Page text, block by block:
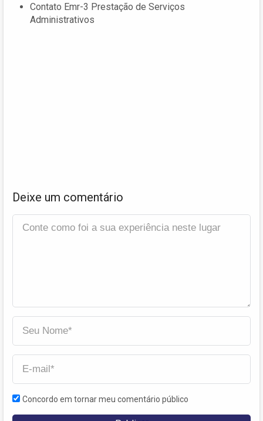
Contato Emr-3 Prestação de Serviços
Administrativos
Deixe um comentário
Concordo em tornar meu comentário público